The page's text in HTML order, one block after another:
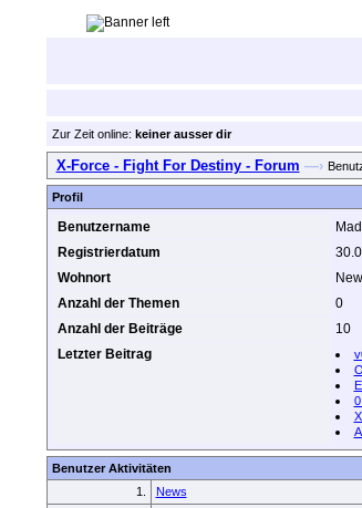
Zur Zeit online: keiner ausser dir
X-Force - Fight For Destiny - Forum —›
Profil
Benutzername
Registrierdatum
Wohnort
Anzahl der Themen
0
Anzahl der Beiträge
10
Letzter Beitrag
Benutzer Aktivitäten
1.
News